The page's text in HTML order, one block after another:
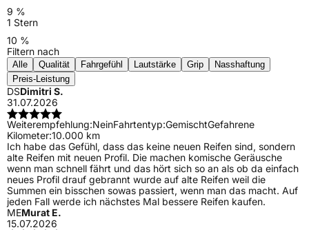
9 %
1 Stern
10 %
Filtern nach
Alle Qualität Fahrgefühl Lautstärke Grip
Nasshaftung
Preis-Leistung
DSDimitri S.
31.07.2026
Weiterempfehlung:NeinFahrtentyp:GemischtGefahrene
Kilometer:10.000 km
Ich habe das Gefühl, dass das keine neuen Reifen sind, sondern
alte Reifen mit neuen Profil. Die machen komische Geräusche
wenn man schnell fährt und das hört sich so an als ob da einfach
neues Profil drauf gebrannt wurde auf alte Reifen weil die
Summen ein bisschen sowas passiert, wenn man das macht. Auf
jeden Fall werde ich nächstes Mal bessere Reifen kaufen.
MEMurat E.
15.07.2026